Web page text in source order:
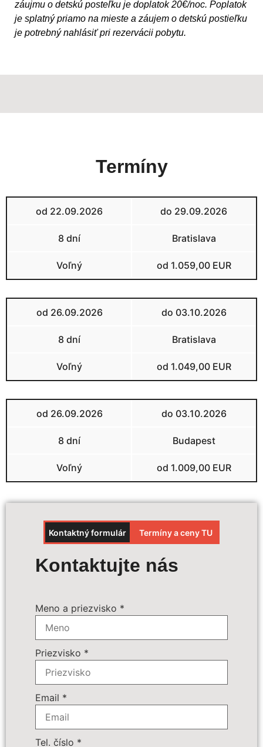
záujmu o detskú posteľku je doplatok 20€/noc. Poplatok
je splatný priamo na mieste a záujem o detskú postieľku
je potrebný nahlásiť pri rezervácii pobytu.
Termíny
od 22.09.2026 do 29.09.2026
8 dní Bratislava
Voľný od 1.059,00 EUR
od 26.09.2026 do 03.10.2026
8 dní Bratislava
Voľný od 1.049,00 EUR
od 26.09.2026 do 03.10.2026
8 dní Budapest
Voľný od 1.009,00 EUR
Kontaktný formulár Termíny a ceny TU
Kontaktujte nás
Meno a priezvisko *
Priezvisko *
Email *
Tel. číslo *
Výpočet ceny
Povinné príplatky:
Doplnkové služby:
89 € - Batožina do podpalubia
výhľadom na more
99 € - Izba Standard s priamym